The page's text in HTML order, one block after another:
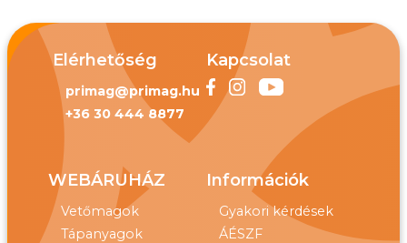
Elérhetőség
primag@primag.hu
+36 30 444 8877
Kapcsolat
WEBÁRUHÁZ
Vetőmagok
Tápanyagok
Információk
Gyakori kérdések
ÁÉSZF